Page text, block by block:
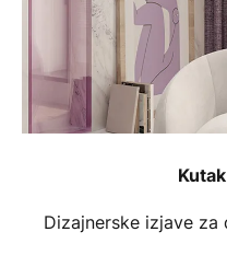
Dizajnerske izjave